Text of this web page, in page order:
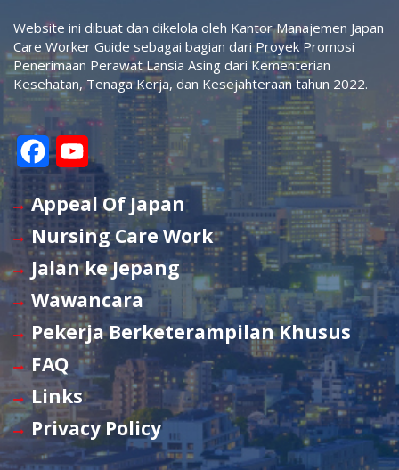
Website ini dibuat dan dikelola oleh Kantor Manajemen Japan
Care Worker Guide sebagai bagian dari Proyek Promosi
Penerimaan Perawat Lansia Asing dari Kementerian
Kesehatan, Tenaga Kerja, dan Kesejahteraan tahun 2022.
F
a
c
e
b
o
o
k
u
T
u
b
e
C
h
a
Appeal Of Japan
Nursing Care Work
Jalan ke Jepang
Wawancara
Pekerja Berketerampilan Khusus
FAQ
Links
Privacy Policy